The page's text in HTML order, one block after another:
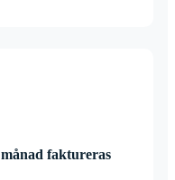
faktureras